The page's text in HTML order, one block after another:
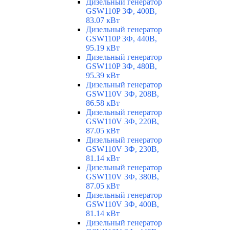
Дизельный генератор
GSW110P 3Ф, 400В,
83.07 кВт
Дизельный генератор
GSW110P 3Ф, 440В,
95.19 кВт
Дизельный генератор
GSW110P 3Ф, 480В,
95.39 кВт
Дизельный генератор
GSW110V 3Ф, 208В,
86.58 кВт
Дизельный генератор
GSW110V 3Ф, 220В,
87.05 кВт
Дизельный генератор
GSW110V 3Ф, 230В,
81.14 кВт
Дизельный генератор
GSW110V 3Ф, 380В,
87.05 кВт
Дизельный генератор
GSW110V 3Ф, 400В,
81.14 кВт
Дизельный генератор